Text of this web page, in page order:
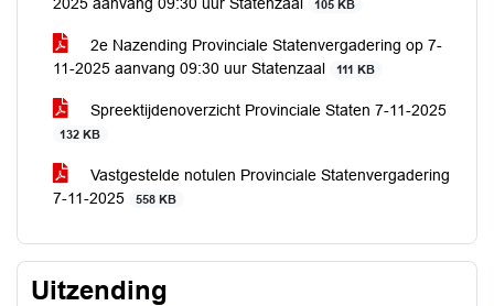
105 KB
2e Nazending Provinciale Statenvergadering op 7-
11-2025 aanvang 09:30 uur Statenzaal
111 KB
Spreektijdenoverzicht Provinciale Staten 7-11-2025
132 KB
Vastgestelde notulen Provinciale Statenvergadering
7-11-2025
558 KB
Uitzending